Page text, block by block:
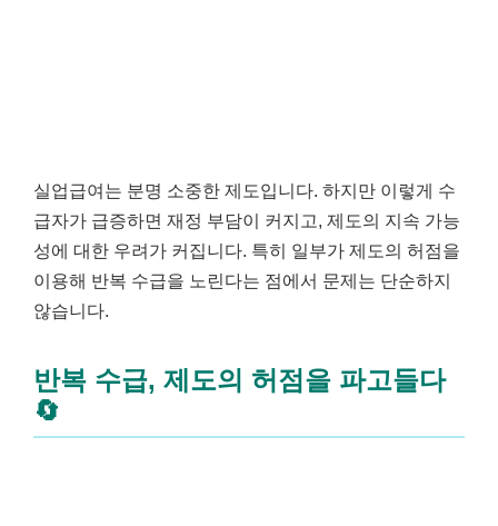
실업급여는 분명 소중한 제도입니다. 하지만 이렇게 수
급자가 급증하면 재정 부담이 커지고, 제도의 지속 가능
성에 대한 우려가 커집니다. 특히 일부가 제도의 허점을
이용해 반복 수급을 노린다는 점에서 문제는 단순하지
않습니다.
반복 수급, 제도의 허점을 파고들다
🔄